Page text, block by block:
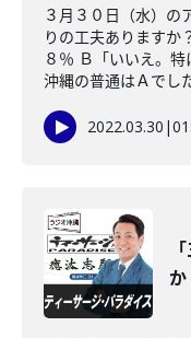
３月３０日（水）の
りの工夫あります
８％ Ｂ「いいえ。
沖縄の普通はＡでし
2022.03.30 |
か